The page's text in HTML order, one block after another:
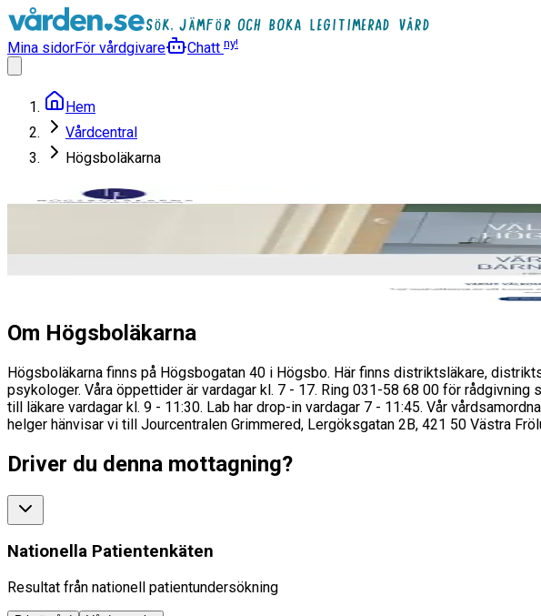
Mina sidorFör vårdgivare Chatt ny!
Hem
Vårdcentral
Högsboläkarna
Högsboläkarna
3.5
Om Högsboläkarna
Högsboläkarna finns på Högsbogatan 40 i Högsbo. Här finns distriktsläkare,
psykologer. Våra öppettider är vardagar kl. 7 - 17. Ring 031-58 68 00 för
till läkare vardagar kl. 9 - 11:30. Lab har drop-in vardagar 7 - 11:45. Vår
helger hänvisar vi till Jourcentralen Grimmered, Lergöksgatan 2B, 421 50 Västra
Driver du denna mottagning?
Nationella Patientenkäten
Resultat från nationell patientundersökning